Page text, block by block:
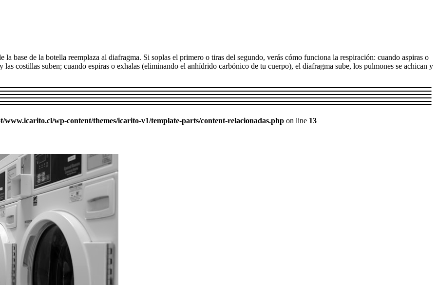
base de la botella reemplaza al diafragma. Si soplas el primero o tiras del segundo, verás cómo funciona la respiración: cuando aspiras o
costillas suben; cuando espiras o exhalas (eliminando el anhídrido carbónico de tu cuerpo), el diafragma sube, los pulmones se achican y
wp-content/themes/icarito-v1/template-parts/content-relacionadas.php on line 13